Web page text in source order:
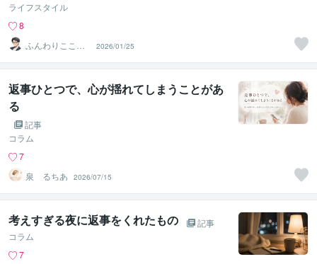
ライフスタイル
8
ふんわりこころ
サポート☘️みち
まさ
2026/01/25
返事ひとつで、心が揺れてしまうことがあ
る
記事
コラム
7
泉 るちあ
2026/07/15
考えすぎる夜に返事をくれたもの
記事
コラム
7